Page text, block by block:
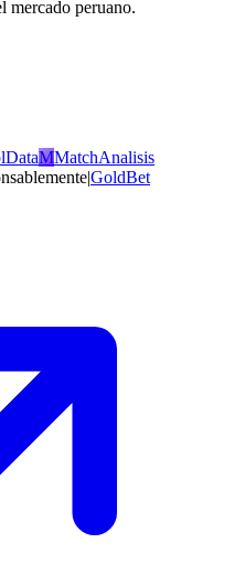
mercado peruano.
MMatchAnalisis
|GoldBet